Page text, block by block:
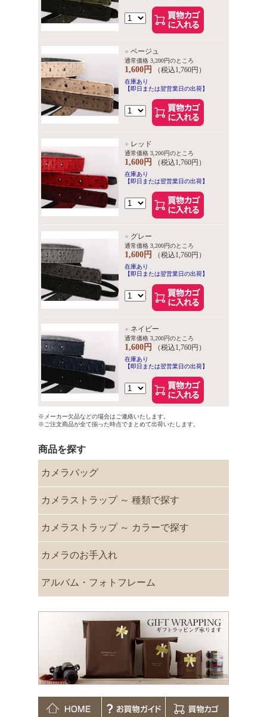
● ベージュ
通常価格 3,200円のところ
1,600円 （税込1,760円）
在庫あり
【即日または翌営業日の出荷】
● レッド
通常価格 3,200円のところ
1,600円 （税込1,760円）
在庫あり
【即日または翌営業日の出荷】
● グレー
通常価格 3,200円のところ
1,600円 （税込1,760円）
在庫あり
【即日または翌営業日の出荷】
● ネイビー
通常価格 3,200円のところ
1,600円 （税込1,760円）
在庫あり
【即日または翌営業日の出荷】
※メーカー欠品などの場合はご連絡いたします。
※ご注文商品が全て揃った時点でまとめて出荷いたします。
商品を探す
カメラバッグ
カメラストラップ ～ 種類で探す
カメラストラップ ～ カラーで探す
カメラのお手入れ
アルバム・フォトフレーム